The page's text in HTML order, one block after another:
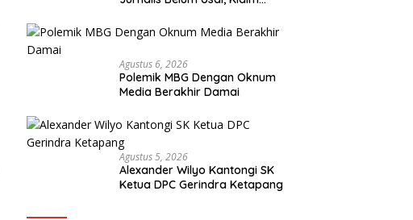
Agustus 6, 2026
Polemik MBG Dengan Oknum
Media Berakhir Damai
Agustus 5, 2026
Alexander Wilyo Kantongi SK
Ketua DPC Gerindra Ketapang